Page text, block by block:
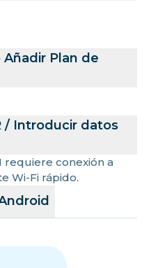
Añadir Plan de
/ Introducir datos
requiere conexión a
Wi-Fi rápido.